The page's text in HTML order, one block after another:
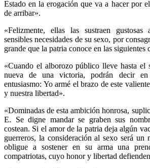
Estado en la erogación que va a hacer por
de arribar».
«Felizmente, ellas las sustraen
sensibles necesidades de su sexo, por
grande que la patria conoce en las siguientes
«Cuando el alborozo público lleve hasta el
nueva de una victoria, podrán decir
entusiasmo: Yo armé el brazo de este
y nuestra libertad».
«Dominadas de esta ambición honrosa,
E. Se digne mandar se graben sus
costean. Si el amor de la patria deja algún
guerreros, la consideración al sexo será un
obligue a sostener en su arma una
compatriotas, cuyo honor y libertad